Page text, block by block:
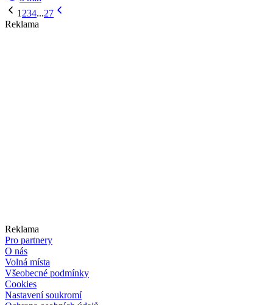
1 234...27
Reklama
Reklama
Pro partnery
O nás
Volná místa
Všeobecné podmínky
Cookies
Nastavení soukromí